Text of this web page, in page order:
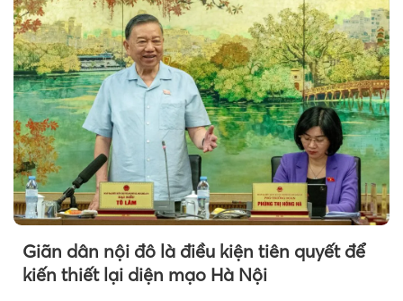
Giãn dân nội đô là điều kiện tiên quyết để
kiến thiết lại diện mạo Hà Nội